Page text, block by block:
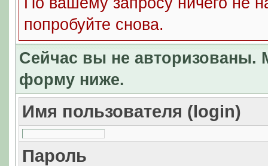
попробуйте снова.
Сейчас вы не авторизованы.
форму ниже.
Имя пользователя (login)
Пароль